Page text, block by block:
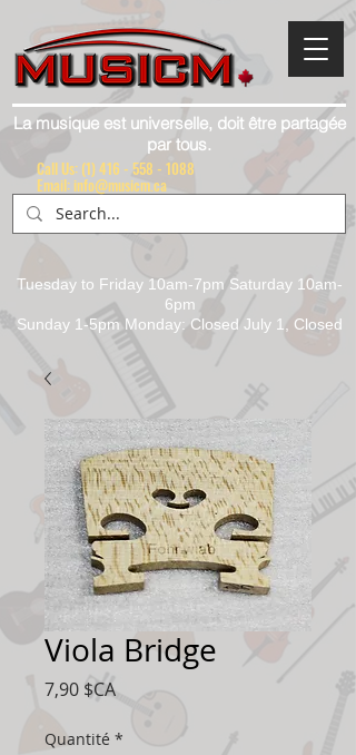
La musique est universelle, doit être partagée
par tous.
Tuesday to Friday 10am-7pm Saturday 10am-
6pm
Sunday 1-5pm Monday: Closed July 1, Closed
Call Us: (1) 416 - 558 - 1088
Email: info@musicm.ca
Viola Bridge
7,90 $CAPrix
Quantité *